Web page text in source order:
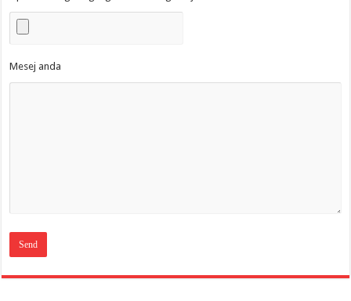
Mesej anda